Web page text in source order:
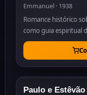
Emmanuel · 1938
Romance histórico
como guia espiritual
Paulo e Estêvão